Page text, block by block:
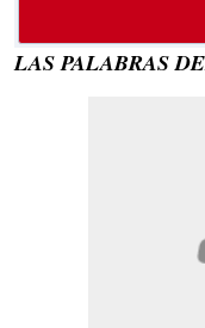
LAS PALABRAS